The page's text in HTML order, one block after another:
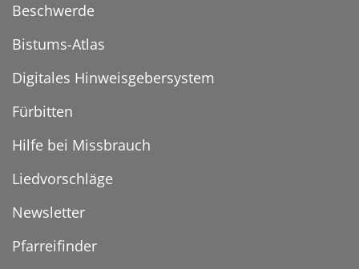
Beschwerde
Bistums-Atlas
Digitales Hinweisgebersystem
Fürbitten
Hilfe bei Missbrauch
Liedvorschläge
Newsletter
Pfarreifinder